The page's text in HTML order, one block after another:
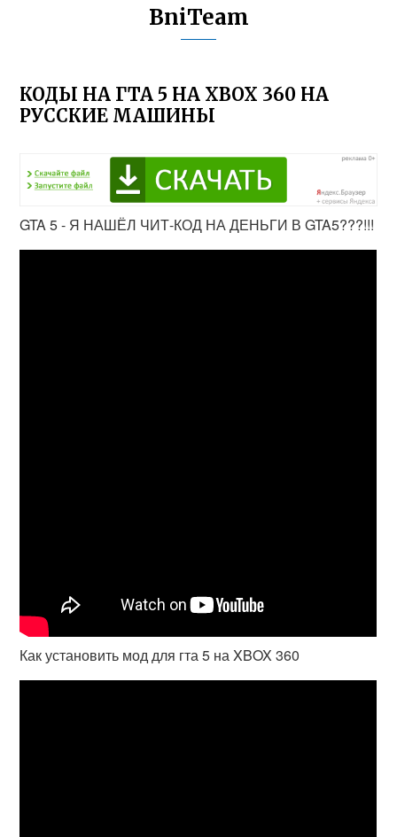
BniTeam
КОДЫ НА ГТА 5 НА XBOX 360 НА
РУССКИЕ МАШИНЫ
GTA 5 - Я НАШЁЛ ЧИТ-КОД НА ДЕНЬГИ В GTA5???!!!
Как установить мод для гта 5 на XBOX 360